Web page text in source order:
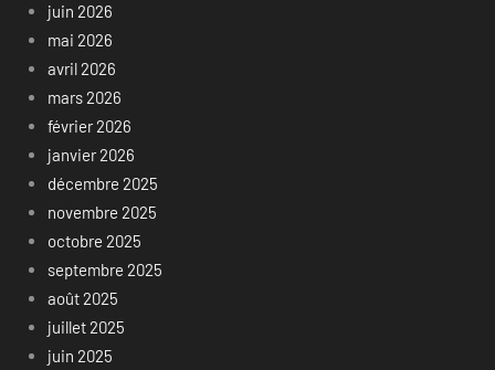
juin 2026
mai 2026
avril 2026
mars 2026
février 2026
janvier 2026
décembre 2025
novembre 2025
octobre 2025
septembre 2025
août 2025
juillet 2025
juin 2025